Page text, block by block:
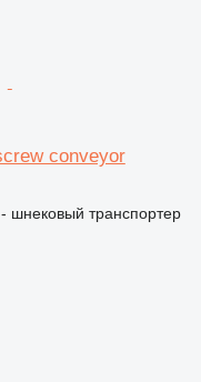
conveyor
шнековый транспортер